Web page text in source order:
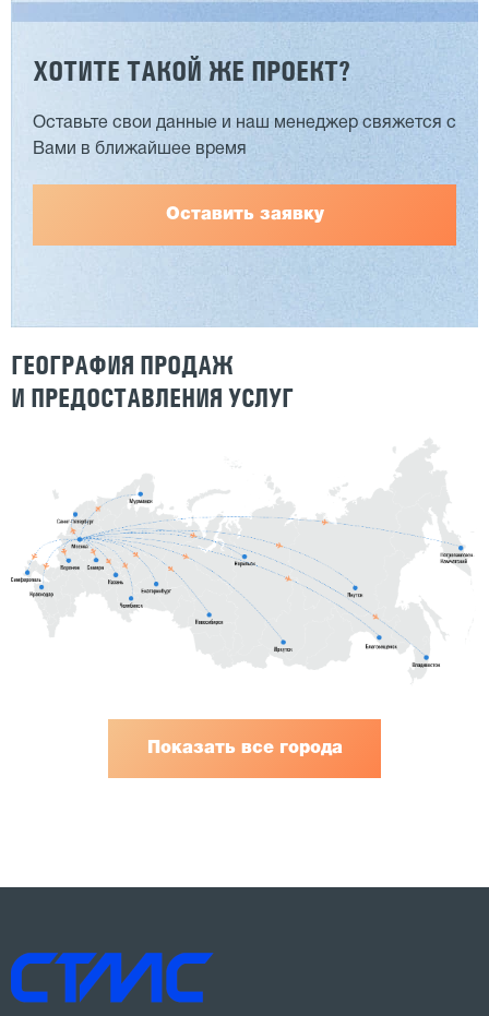
ХОТИТЕ ТАКОЙ ЖЕ ПРОЕКТ?
Оставьте свои данные и наш менеджер свяжется с
Вами в ближайшее время
Оставить заявку
ГЕОГРАФИЯ ПРОДАЖ
И ПРЕДОСТАВЛЕНИЯ УСЛУГ
Показать все города